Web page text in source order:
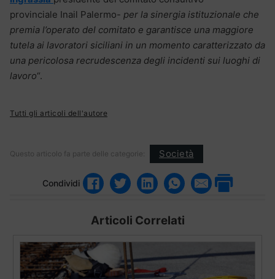
provinciale Inail Palermo- per la sinergia istituzionale che
premia l’operato del comitato e garantisce una maggiore
tutela ai lavoratori siciliani in un momento caratterizzato da
una pericolosa recrudescenza degli incidenti sui luoghi di
lavoro“.
Tutti gli articoli dell'autore
Questo articolo fa parte delle categorie: Società
Condividi
Articoli Correlati